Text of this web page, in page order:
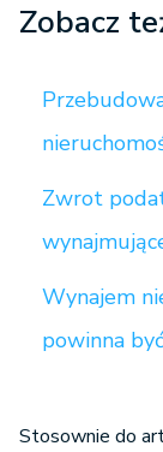
Zobacz
Zwrot
Wynajem
powinna
Stosownie do